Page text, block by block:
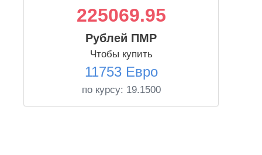
225069.95
Рублей ПМР
Чтобы купить
11753 Евро
по курсу: 19.1500